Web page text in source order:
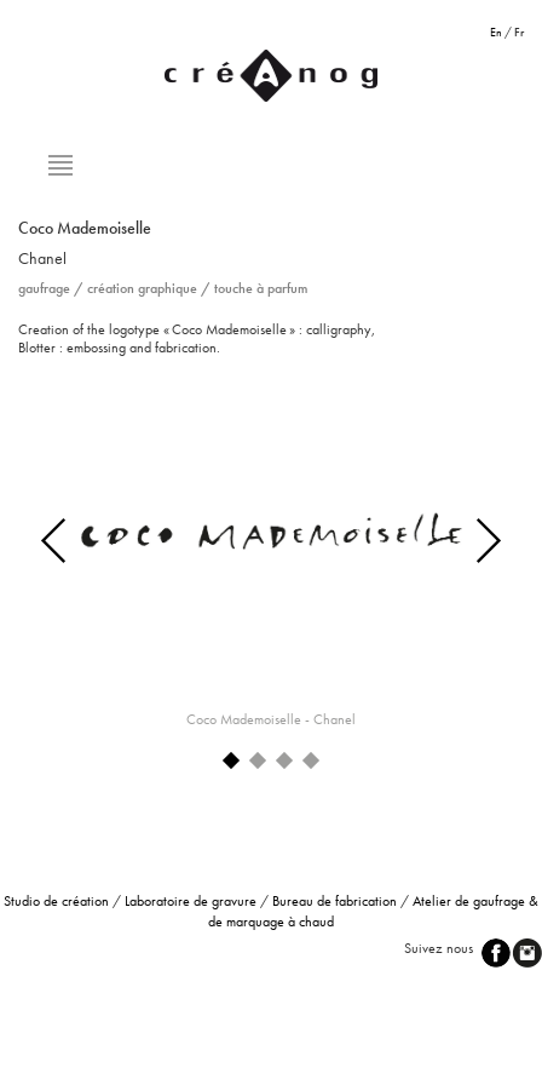
En /Fr
Coco Mademoiselle
Chanel
gaufrage / création graphique / touche à parfum
Creation of the logotype «Coco Mademoiselle» : calligraphy,
Blotter : embossing and fabrication.
Coco Mademoiselle - Chanel
Studio de création / Laboratoire de gravure / Bureau de fabrication /Atelier de gaufrage &
de marquage à chaud
Suivez nous